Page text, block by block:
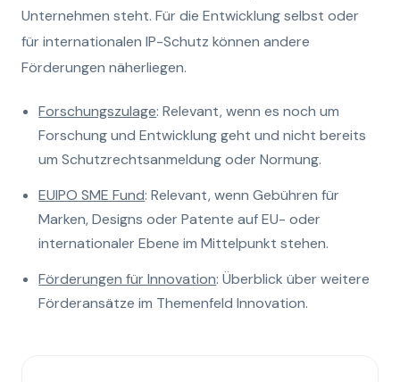
Unternehmen steht. Für die Entwicklung selbst oder
für internationalen IP-Schutz können andere
Förderungen näherliegen.
Forschungszulage: Relevant, wenn es noch um
Forschung und Entwicklung geht und nicht bereits
um Schutzrechtsanmeldung oder Normung.
EUIPO SME Fund: Relevant, wenn Gebühren für
Marken, Designs oder Patente auf EU- oder
internationaler Ebene im Mittelpunkt stehen.
Förderungen für Innovation: Überblick über weitere
Förderansätze im Themenfeld Innovation.